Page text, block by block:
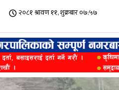
२०८१ श्रावण ११, शुक्रबार ०७:५७